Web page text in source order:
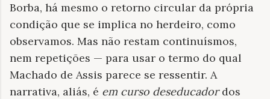
Borba, há mesmo o retorno circular da própria
condição que se implica no herdeiro, como
observamos. Mas não restam continuísmos,
nem repetições — para usar o termo do qual
Machado de Assis parece se ressentir. A
narrativa, aliás, é em curso deseducadordos